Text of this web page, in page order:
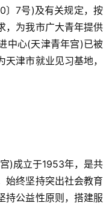
〕7号)及有关规定，按
，为我市广大青年提供
中心(天津青年宫)已被
津市就业见习基地，
)成立于1953年，是共
始终坚持突出社会教育
持公益性原则，搭建服